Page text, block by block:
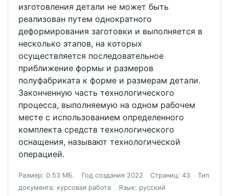
изготовления детали не может быть
реализован путем однократного
деформирования заготовки и выполняется в
несколько этапов, на которых
осуществляется последовательное
приближение формы и размеров
полуфабриката к форме и размерам детали.
Законченную часть технологического
процесса, выполняемую на одном рабочем
месте с использованием определенного
комплекта средств технологического
оснащения, называют технологической
операцией.
Размер: 0.53 МБ. Год создания 2022 Страниц: 43
Тип
документа: курсовая работа
Язык: русский